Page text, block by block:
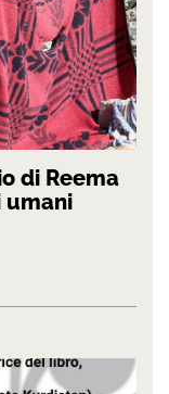
di Reema
umani